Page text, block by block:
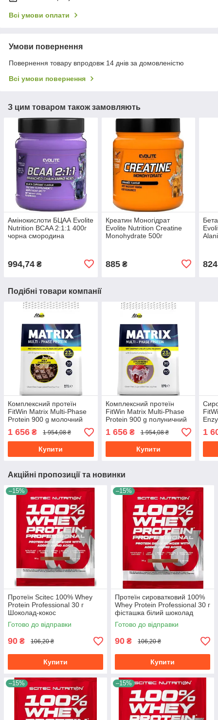
Всі умови оплати
Умови повернення
Повернення товару впродовж 14 днів за домовленістю
Всі умови повернення
З цим товаром також замовляють
Амінокислоти БЦАА Evolite
Nutrition BCAA 2:1:1 400г
чорна смородина
994,74 ₴
Креатин Моногідрат
Evolite Nutrition Creatine
Monohydrate 500г
885₴
Подібні товари компанії
Комплексний протеїн
FitWin Matrix Multi-Phase
Protein 900 g молочний
шоколад
1 656 ₴ 1 954,08 ₴
Купити
Комплексний протеїн
FitWin Matrix Multi-Phase
Protein 900 g полуничний
йогурт
1 656₴ 1 954,08 ₴
Купити
1
Акційні пропозиції та новинки
–15%
Протеїн Scitec 100% Whey
Protein Professional 30 г
Шоколад-кокос
Готово до відправки
90 ₴ 106,20 ₴
Купити
–15%
Протеїн сироватковий 100%
Whey Protein Professional 30 г
фісташка білий шоколад
Готово до відправки
90 ₴ 106,20 ₴
Купити
–15% –15%